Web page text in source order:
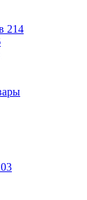
214